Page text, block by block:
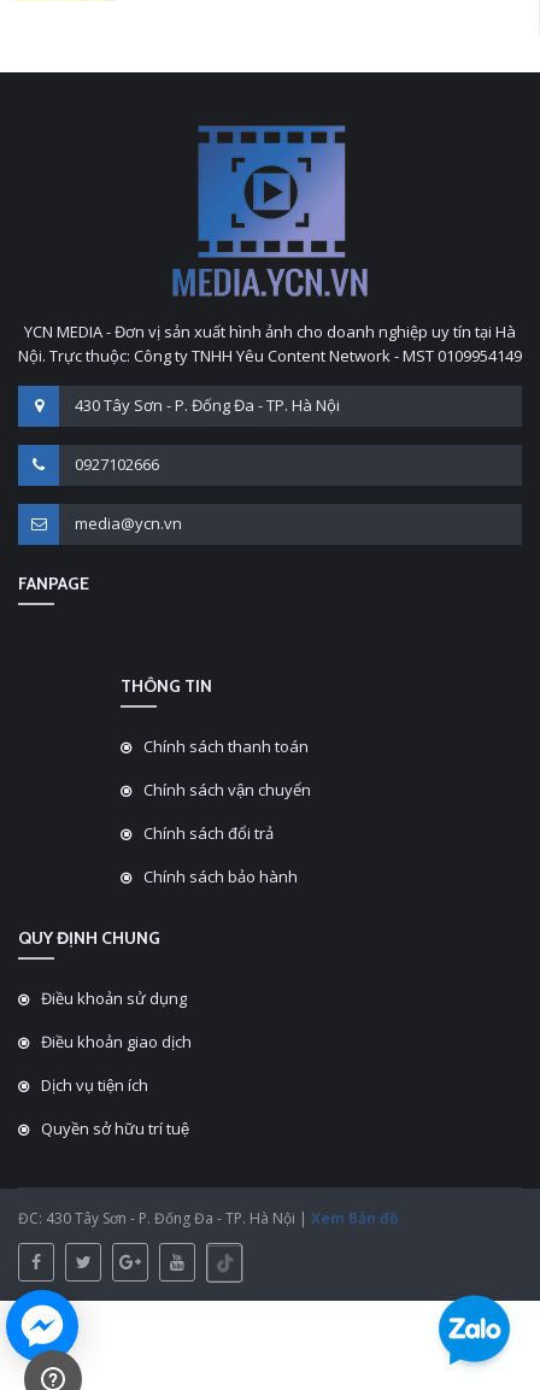
YCN MEDIA - Đơn vị sản xuất hình ảnh cho doanh nghiệp uy tín tại Hà
Nội. Trực thuộc: Công ty TNHH Yêu Content Network - MST 0109954149
430 Tây Sơn - P. Đống Đa - TP. Hà Nội
0927102666
media@ycn.vn
FANPAGE
THÔNG TIN
Chính sách thanh toán
Chính sách vận chuyển
Chính sách đổi trả
Chính sách bảo hành
QUY ĐỊNH CHUNG
Điều khoản sử dụng
Điều khoản giao dịch
Dịch vụ tiện ích
Quyền sở hữu trí tuệ
ĐC: 430 Tây Sơn - P. Đống Đa - TP. Hà Nội | Xem Bản đồ